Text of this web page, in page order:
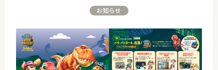
丸岡城
竹田
ふくい甘えび
越前おろしそば
温泉・宿泊
お知らせ